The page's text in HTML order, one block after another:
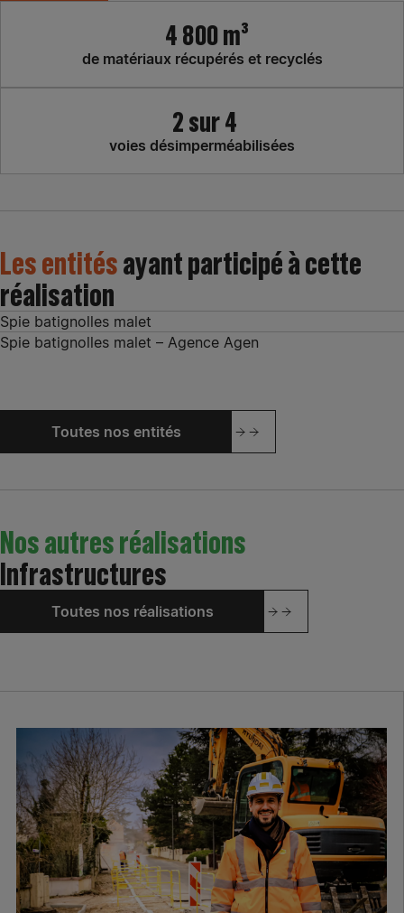
4 800 m³
de matériaux récupérés et recyclés
2 sur 4
voies désimperméabilisées
Les entitésayant participé à cette
réalisation
Spie batignolles malet
Spie batignolles malet – Agence Agen
Toutes nos entités
Nos autres réalisations
Infrastructures
Toutes nos réalisations